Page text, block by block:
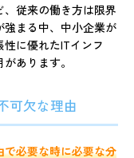
従来の働き方は限界
まる中、中小企業が
に優れたITインフ
あります。
可欠な理由
必要な時に必要な分